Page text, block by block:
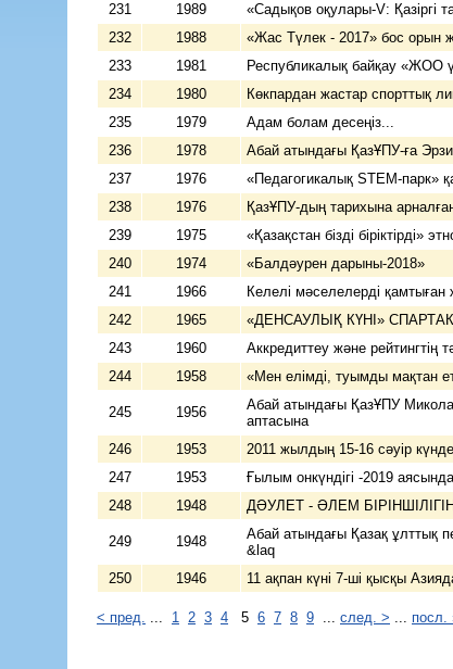
231
1989 «Садықов оқулары-V: Қазіргі
232
1988 «Жас Түлек - 2017» бос
233
1981 Республикалық байқау «ЖОО
234
1980 Көкпардан жастар спорттық
235
1979 Адам болам десеңіз...
236
1978 Абай атындағы ҚазҰПУ-ға
237
1976 «Педагогикалық STEM-парк»
238
1976 ҚазҰПУ-дың тарихына
239
1975 «Қазақстан бізді біріктірді»
240
1974 «Балдәурен дарыны-2018»
241
1966 Келелі мәселелерді қамтыған
242
1965 «ДЕНСАУЛЫҚ КҮНІ»
243
1960 Аккредиттеу және рейтингтің
244
1958 «Мен елімді, туымды мақтан
245 1956
Абай атындағы ҚазҰПУ
аптасына
246 1953 2011 жылдың 15-16 сәуір
247
1953 Ғылым онкүндігі -2019
248
1948 ДӘУЛЕТ - ӘЛЕМ
249 1948
Абай атындағы Қазақ ұлттық
&laq
250 1946 11 ақпан күні 7-ші қысқы
< пред. ... 1 2 3 4 5 6 7 8 9 ... след. > ... посл.